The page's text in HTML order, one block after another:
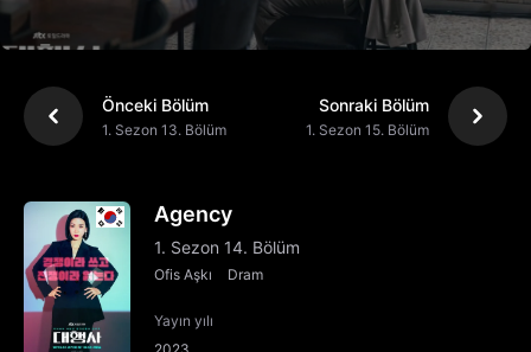
Önceki Bölüm
1. Sezon 13. Bölüm
Sonraki Bölüm
1. Sezon 15. Bölüm
Agency
1. Sezon 14. Bölüm
Ofis Aşkı Dram
Yayın yılı